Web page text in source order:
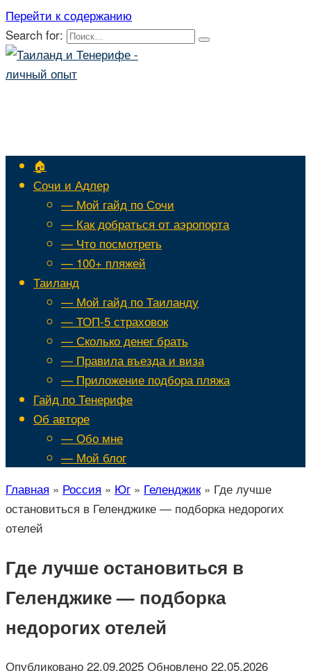
Перейти к содержанию
Search for:
🏠
Сочи и Адлер
— Мой гайд по Сочи
— Как добраться от аэропорта
— Что посмотреть
— 100+ пляжей
Таиланд
— Мой гайд по Таиланду
— ТОП-5 страховок
— Сколько денег брать
— Правила въезда и виза
— Приложение подбора пляжа
Гайд по Тенерифе
Об авторе
— Обо мне
— Мой блог
Главная » Россия » Юг » Геленджик» Где лучше
остановиться в Геленджике — подборка недорогих
отелей
Где лучше остановиться в
Геленджике — подборка
недорогих отелей
Опубликовано 22.09.2025 Обновлено 22.05.2026